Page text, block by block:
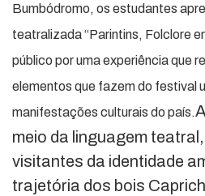
Bumbódromo, os estudantes
teatralizada “Parintins, Folclore
público por uma experiência que
elementos que fazem do festival
manifestações culturais do país.
meio da linguagem
visitantes da identidade
trajetória dos bois